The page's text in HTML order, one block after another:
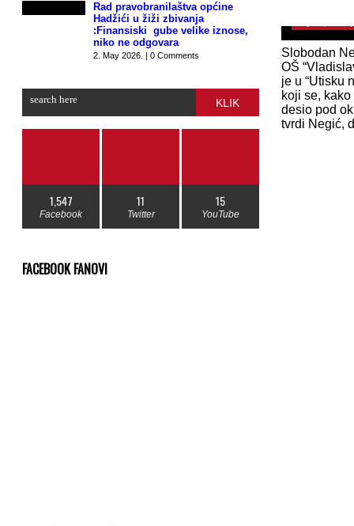
Rad pravobranilaštva općine
Hadžići u žiži zbivanja
:Finansiski gube velike iznose,
niko ne odgovara
2. May 2026. | 0 Comments
KLIK
1,547
Facebook
11
Twitter
15
YouTube
FACEBOOK FANOVI
Slobodan
OŠ
je u “Utisku
koji se,
desio pod
tvrdi Negić,